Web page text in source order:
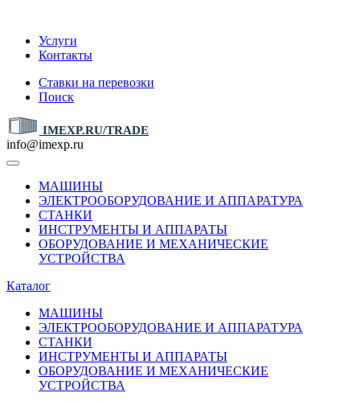
Услуги
Контакты
Ставки на перевозки
Поиск
IMEXP.RU/TRADE
info@imexp.ru
МАШИНЫ
ЭЛЕКТРООБОРУДОВАНИЕ И АППАРАТУРА
СТАНКИ
ИНСТРУМЕНТЫ И АППАРАТЫ
ОБОРУДОВАНИЕ И МЕХАНИЧЕСКИЕ
УСТРОЙСТВА
Каталог
МАШИНЫ
ЭЛЕКТРООБОРУДОВАНИЕ И АППАРАТУРА
СТАНКИ
ИНСТРУМЕНТЫ И АППАРАТЫ
ОБОРУДОВАНИЕ И МЕХАНИЧЕСКИЕ
УСТРОЙСТВА